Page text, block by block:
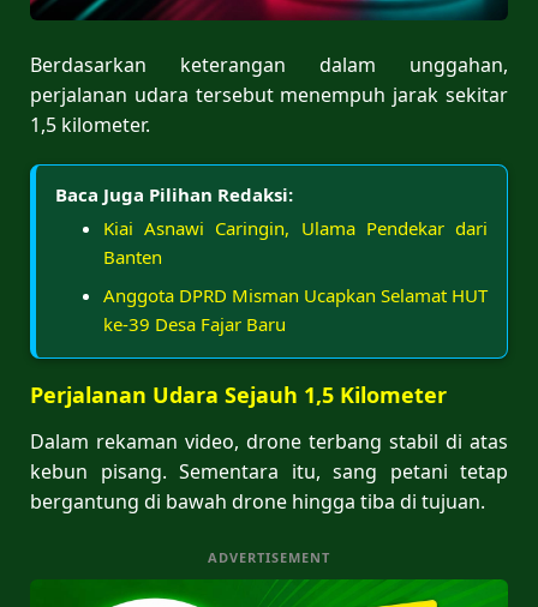
Berdasarkan keterangan dalam unggahan,
perjalanan udara tersebut menempuh jarak sekitar
1,5 kilometer.
Baca Juga Pilihan Redaksi:
Kiai Asnawi Caringin, Ulama Pendekar dari
Banten
Anggota DPRD Misman Ucapkan Selamat HUT
ke-39 Desa Fajar Baru
Perjalanan Udara Sejauh 1,5 Kilometer
Dalam rekaman video, drone terbang stabil di atas
kebun pisang. Sementara itu, sang petani tetap
bergantung di bawah drone hingga tiba di tujuan.
ADVERTISEMENT